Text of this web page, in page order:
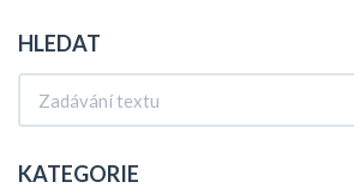
HLEDAT
KATEGORIE